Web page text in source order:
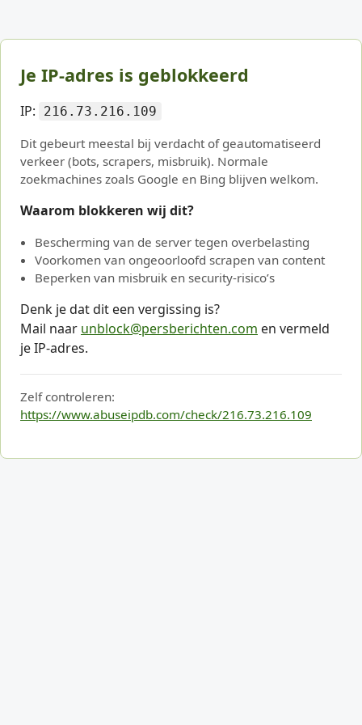
Je IP-adres is geblokkeerd
IP: 216.73.216.109
Dit gebeurt meestal bij verdacht of geautomatiseerd
verkeer (bots, scrapers, misbruik). Normale
zoekmachines zoals Google en Bing blijven welkom.
Waarom blokkeren wij dit?
Bescherming van de server tegen overbelasting
Voorkomen van ongeoorloofd scrapen van content
Beperken van misbruik en security-risico’s
Denk je dat dit een vergissing is?
Mail naar unblock@persberichten.com en vermeld
je IP-adres.
Zelf controleren:
https://www.abuseipdb.com/check/216.73.216.109